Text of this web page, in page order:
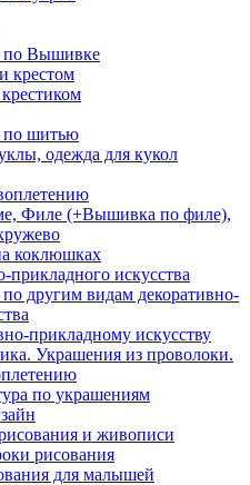
Вышивке
крестом
шитью
одежда для кукол
Филе (+Вышивка по филе),
коклюшках
искусства
другим видам декоративно-
прикладному искусству
Украшения из проволоки.
по украшениям
и живописи
рисования
для малышей